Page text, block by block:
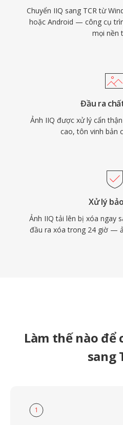
Chuyển IIQ sang TCR từ
hoặc Android — công cụ
mọi nền
Đầu ra
Ảnh IIQ được xử lý cẩn
cao, tôn vinh bản
Xử lý
Ảnh IIQ tải lên bị xóa ngay
đầu ra xóa trong 24 giờ —
Làm thế nào để
sang
1